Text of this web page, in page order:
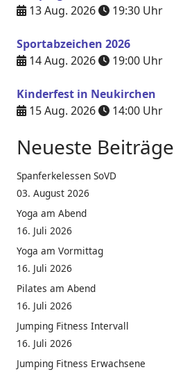
13 Aug. 2026
19:30 Uhr
Sportabzeichen 2026
14 Aug. 2026
19:00 Uhr
Kinderfest in Neukirchen
15 Aug. 2026
14:00 Uhr
Neueste Beiträge
Spanferkelessen SoVD
03. August 2026
Yoga am Abend
16. Juli 2026
Yoga am Vormittag
16. Juli 2026
Pilates am Abend
16. Juli 2026
Jumping Fitness Intervall
16. Juli 2026
Jumping Fitness Erwachsene